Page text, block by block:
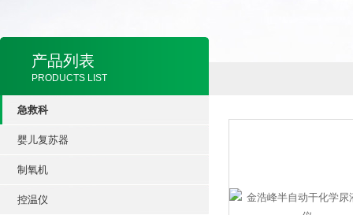
产品列表
PRODUCTS LIST
急救科
婴儿复苏器
制氧机
控温仪